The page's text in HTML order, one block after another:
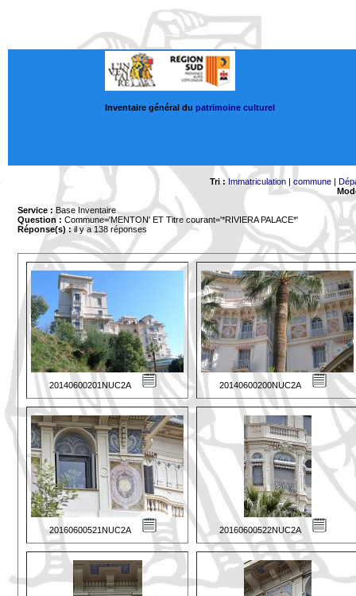
Inventaire général du patrimoine culturel
Tri : Immatriculation |commune |
Service : Base Inventaire
Question : Commune='MENTON' ET Titre courant='*RIVIERA PALACE*'
Réponse(s) :il y a 138 réponses
20140600201NUC2A 20140600200NUC2A
20160600521NUC2A 20160600522NUC2A